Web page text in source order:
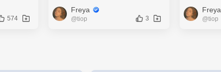
574
Freya
@tiop 3
Freya
@tiop